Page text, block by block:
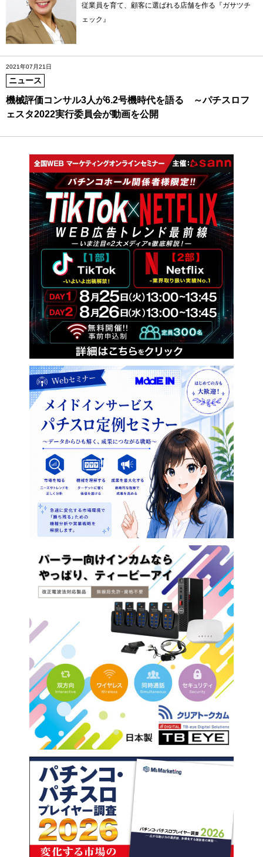
従業員を育て、顧客に選ばれる店舗を作る『ガサツチ
ェック』
2021年07月21日
ニュース
機械評価コンサル3人が6.2号機時代を語る ～パチスロフ
ェスタ2022実行委員会が動画を公開